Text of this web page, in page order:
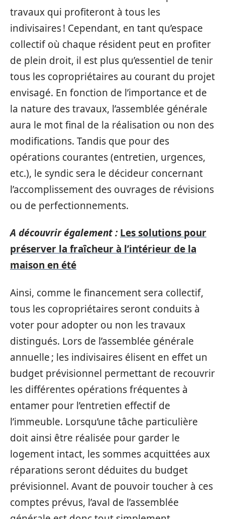
travaux qui profiteront à tous les
indivisaires ! Cependant, en tant qu’espace
collectif où chaque résident peut en profiter
de plein droit, il est plus qu’essentiel de tenir
tous les copropriétaires au courant du projet
envisagé. En fonction de l’importance et de
la nature des travaux, l’assemblée générale
aura le mot final de la réalisation ou non des
modifications. Tandis que pour des
opérations courantes (entretien, urgences,
etc.), le syndic sera le décideur concernant
l’accomplissement des ouvrages de révisions
ou de perfectionnements.
A découvrir également : Les solutions pour
préserver la fraîcheur à l’intérieur de la
maison en été
Ainsi, comme le financement sera collectif,
tous les copropriétaires seront conduits à
voter pour adopter ou non les travaux
distingués. Lors de l’assemblée générale
annuelle ; les indivisaires élisent en effet un
budget prévisionnel permettant de recouvrir
les différentes opérations fréquentes à
entamer pour l’entretien effectif de
l’immeuble. Lorsqu’une tâche particulière
doit ainsi être réalisée pour garder le
logement intact, les sommes acquittées aux
réparations seront déduites du budget
prévisionnel. Avant de pouvoir toucher à ces
comptes prévus, l’aval de l’assemblée